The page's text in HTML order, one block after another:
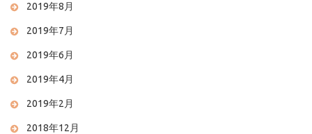
2019年8月
2019年7月
2019年6月
2019年4月
2019年2月
2018年12月